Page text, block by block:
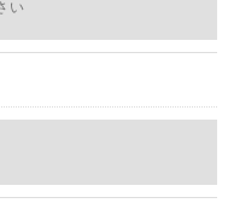
て頂きます。
具体的手続きにつきま